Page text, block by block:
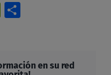
PrintFriendly
en su red